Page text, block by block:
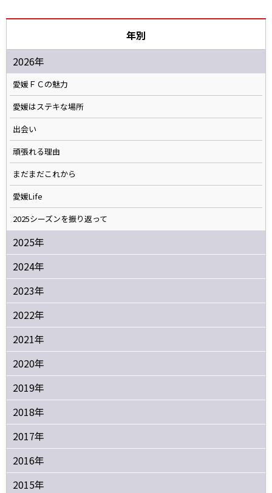
年別
2026年
愛媛ＦＣの魅力
愛媛はステキな場所
出会い
頑張れる理由
まだまだこれから
愛媛Life
2025シーズンを振り返って
2025年
2024年
2023年
2022年
2021年
2020年
2019年
2018年
2017年
2016年
2015年